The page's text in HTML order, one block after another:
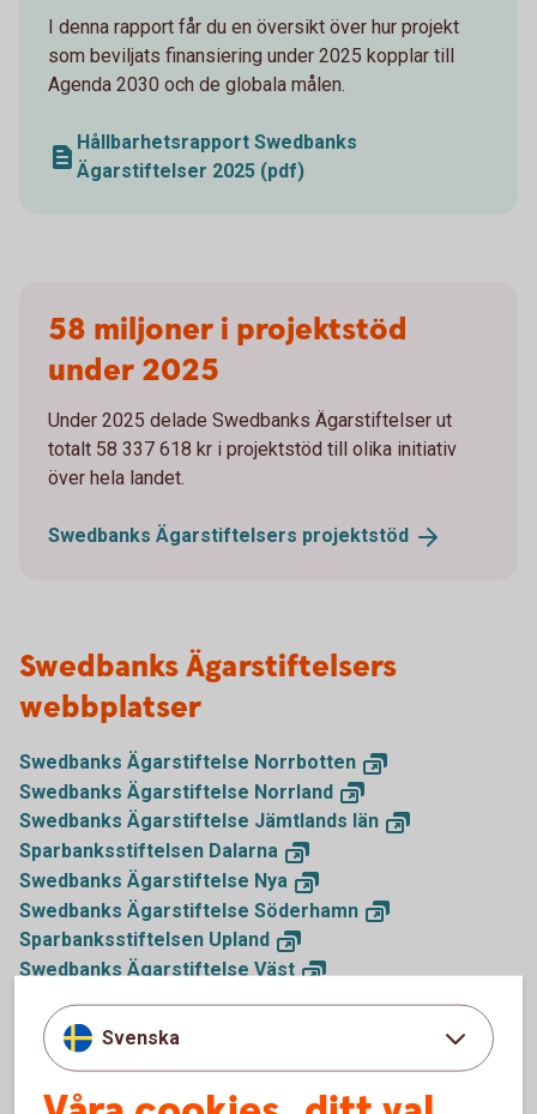
I denna rapport får du en översikt över hur projekt
som beviljats finansiering under 2025 kopplar till
Agenda 2030 och de globala målen.
Hållbarhetsrapport Swedbanks
Ägarstiftelser 2025 (pdf)
58 miljoner i projektstöd
under 2025
Under 2025 delade Swedbanks Ägarstiftelser ut
totalt 58 337 618 kr i projektstöd till olika initiativ
över hela landet.
Swedbanks Ägarstiftelsers projektstöd
Swedbanks Ägarstiftelsers
webbplatser
Swedbanks Ägarstiftelse Norrbotten
Swedbanks Ägarstiftelse Norrland
Swedbanks Ägarstiftelse Jämtlands län
Sparbanksstiftelsen Dalarna
Swedbanks Ägarstiftelse Nya
Swedbanks Ägarstiftelse Söderhamn
Sparbanksstiftelsen Upland
Swedbanks Ägarstiftelse Väst
SparbanksstiftelsenFörsta
Sparbanksstiftelsen
Sparbanksstiftelsen
Swedbanks Ägarstiftelse
Svenska